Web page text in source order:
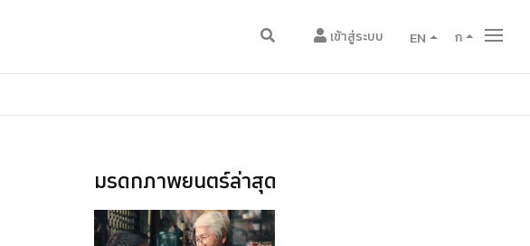
เข้าสู่ระบบ EN ก
มรดกภาพยนตร์ล่าสุด